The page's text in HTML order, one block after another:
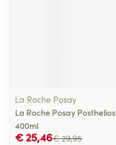
La Roche Posay
La Roche Posay Posthelios
400ml
€ 29,95
€ 25,46